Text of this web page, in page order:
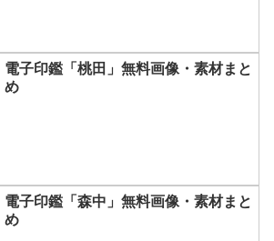
電子印鑑「桃田」無料画像・素材まと
め
電子印鑑「森中」無料画像・素材まと
め